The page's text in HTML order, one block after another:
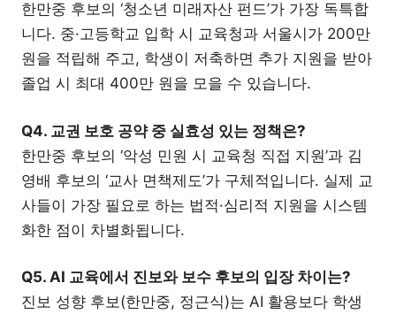
한만중 후보의 ‘청소년 미래자산 펀드’가 가장 독특합
니다. 중·고등학교 입학 시 교육청과 서울시가 200만
원을 적립해 주고, 학생이 저축하면 추가 지원을 받아
졸업 시 최대 400만 원을 모을 수 있습니다.
Q4. 교권 보호 공약 중 실효성 있는 정책은?
한만중 후보의 ‘악성 민원 시 교육청 직접 지원’과 김
영배 후보의 ‘교사 면책제도’가 구체적입니다. 실제 교
사들이 가장 필요로 하는 법적·심리적 지원을 시스템
화한 점이 차별화됩니다.
Q5. AI 교육에서 진보와 보수 후보의 입장 차이는?
진보 성향 후보(한만중, 정근식)는 AI 활용보다 학생